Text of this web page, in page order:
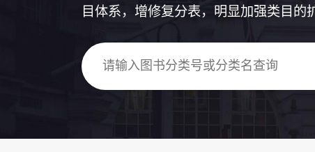
目体系，增修复分表，明显加强类目的